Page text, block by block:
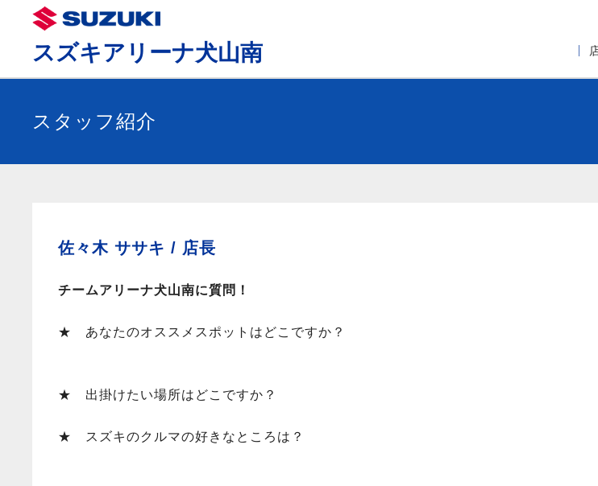
スズキアリーナ犬山南
スタッフ紹介
佐々木 ササキ / 店長
チームアリーナ犬山南に質問！
★ あなたのオススメスポットはどこですか？
★ 出掛けたい場所はどこですか？
★ スズキのクルマの好きなところは？